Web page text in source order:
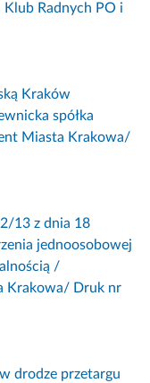
Radnych PO i
Kraków
spółka
Miasta Krakowa/
13 z dnia 18
jednoosobowej
/
Krakowa/ Druk nr
drodze przetargu